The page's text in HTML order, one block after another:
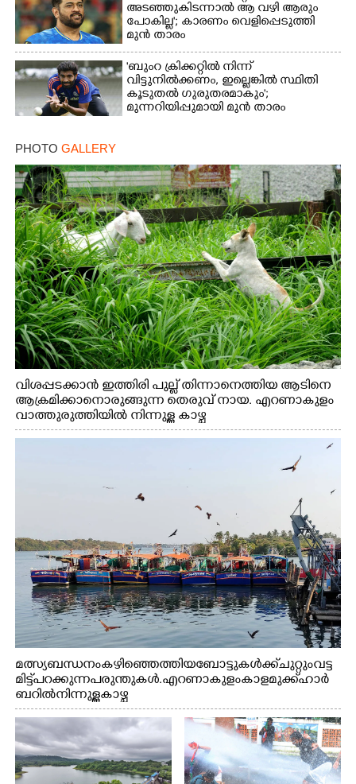
അടഞ്ഞുകിടന്നാൽ ആ വഴി ആരും
പോകില്ല'; കാരണം വെളിപ്പെടുത്തി
മുൻ താരം
'ബുംറ ക്രിക്കറ്റിൽ നിന്ന്
വിട്ടുനിൽക്കണം, ഇല്ലെങ്കിൽ സ്ഥിതി
കൂടുതൽ ഗുരുതരമാകും';
മുന്നറിയിപ്പുമായി മുൻ താരം
PHOTO GALLERY
വിശപ്പടക്കാൻ ഇത്തിരി പുല്ല് തിന്നാനെത്തിയ ആടിനെ
ആക്രമിക്കാനൊരുങ്ങുന്ന തെരുവ് നായ. എറണാകുളം
വാത്തുരുത്തിയിൽ നിന്നുള്ള കാഴ്ച
മത്സ്യബന്ധനം കഴിഞ്ഞെത്തിയ ബോട്ടുകൾക്ക് ചുറ്റും വട്ട
മിട്ട് പറക്കുന്ന പരുന്തുകൾ. എറണാകുളം കാളമുക്ക് ഹാർ
ബറിൽ നിന്നുള്ള കാഴ്ച